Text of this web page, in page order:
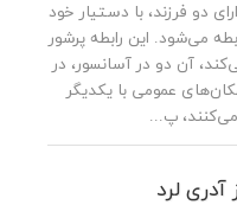
دو فرزند، با دستیار خود
می‌شود. این رابطه پرشور
آن دو در آسانسور، در
عمومی با یکدیگر
می‌کنند، پ...
لرد